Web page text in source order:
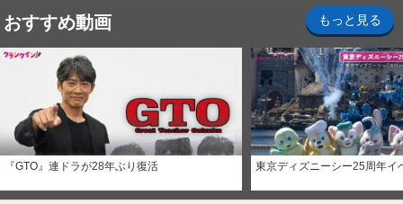
おすすめ動画 もっと見る
『GTO』連ドラが28年ぶり復活 東京ディズニーシー25周年イ